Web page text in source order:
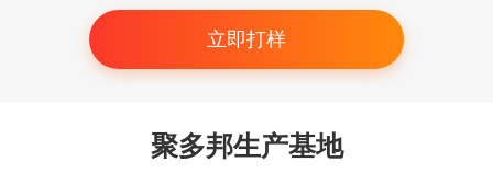
立即打样
聚多邦生产基地